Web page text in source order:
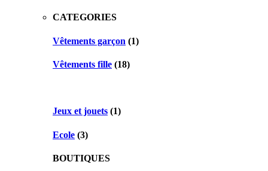
CATEGORIES
Vêtements garçon (1)
Vêtements fille (18)
Jeux et jouets (1)
Ecole (3)
BOUTIQUES